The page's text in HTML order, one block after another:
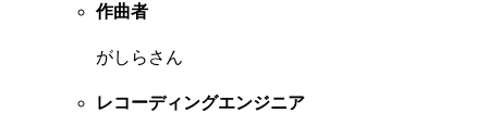
作曲者
がしらさん
レコーディングエンジニア